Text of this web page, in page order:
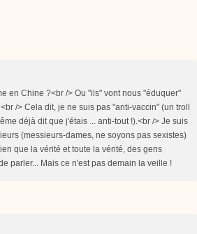
en Chine ?<br /> Ou "ils" vont nous "éduquer"
/> Cela dit, je ne suis pas "anti-vaccin" (un troll
déjà dit que j'étais ... anti-tout !).<br /> Je suis
(messieurs-dames, ne soyons pas sexistes)
que la vérité et toute la vérité, des gens
parler... Mais ce n'est pas demain la veille !